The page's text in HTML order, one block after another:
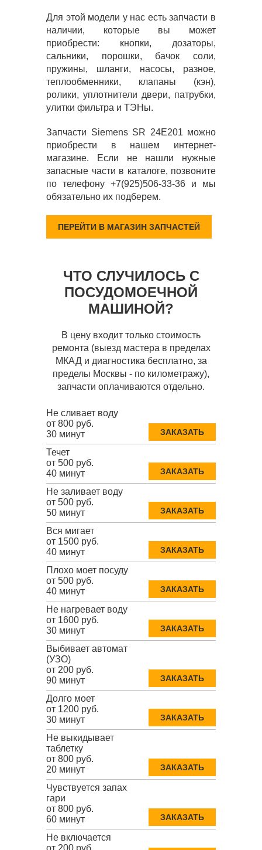
Для этой модели у нас есть запчасти в
наличии, которые вы может
приобрести: кнопки, дозаторы,
сальники, порошки, бачок соли,
пружины, шланги, насосы, разное,
теплообменники, клапаны (кэн),
ролики, уплотнители двери, патрубки,
улитки фильтра и ТЭНы.
Запчасти Siemens SR 24E201 можно
приобрести в нашем интернет-
магазине. Если не нашли нужные
запасные части в каталоге, позвоните
по телефону +7(925)506-33-36 и мы
обязательно их подберем.
ПЕРЕЙТИ В МАГАЗИН ЗАПЧАСТЕЙ
ЧТО СЛУЧИЛОСЬ С
ПОСУДОМОЕЧНОЙ
МАШИНОЙ?
В цену входит только стоимость
ремонта (выезд мастера в пределах
МКАД и диагностика бесплатно, за
пределы Москвы - по километражу),
запчасти оплачиваются отдельно.
Не сливает воду
от 800 руб.
30 минут
ЗАКАЗАТЬ
Течет
от 500 руб.
40 минут
ЗАКАЗАТЬ
Не заливает воду
от 500 руб.
50 минут
ЗАКАЗАТЬ
Вся мигает
от 1500 руб.
40 минут
ЗАКАЗАТЬ
Плохо моет посуду
от 500 руб.
40 минут
ЗАКАЗАТЬ
Не нагревает воду
от 1600 руб.
30 минут
ЗАКАЗАТЬ
Выбивает автомат
(УЗО)
от 200 руб.
90 минут
ЗАКАЗАТЬ
Долго моет
от 1200 руб.
30 минут
ЗАКАЗАТЬ
Не выкидывает
таблетку
от 800 руб.
20 минут
ЗАКАЗАТЬ
Чувствуется запах
гари
от 800 руб.
60 минут
ЗАКАЗАТЬ
Не включается
от 200 руб.